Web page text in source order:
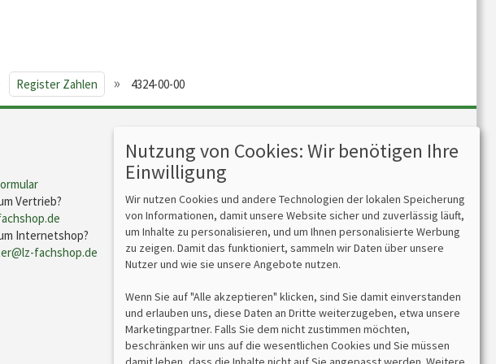
Register Zahlen » 4324-00-00
Vertrieb?
Internetshop?
fachshop.de
Kontakt
bits&paper GmbH
Sonnenstr. 6
85764 Oberschleißheim
Tel 089/315 70 30
Fax 089/315 33 45
Nutzung von Cookies: Wir benötigen Ihre
Einwilligung
Wir nutzen Cookies und andere Technologien der lokalen Speicherung
von Informationen, damit unsere Website sicher und zuverlässig läuft,
um Inhalte zu personalisieren, und um Ihnen personalisierte Werbung
zu zeigen. Damit das funktioniert, sammeln wir Daten über unsere
Nutzer und wie sie unsere Angebote nutzen.
Wenn Sie auf "Alle akzeptieren" klicken, sind Sie damit einverstanden
und erlauben uns, diese Daten an Dritte weiterzugeben, etwa unsere
Marketingpartner. Falls Sie dem nicht zustimmen möchten,
beschränken wir uns auf die wesentlichen Cookies und Sie müssen